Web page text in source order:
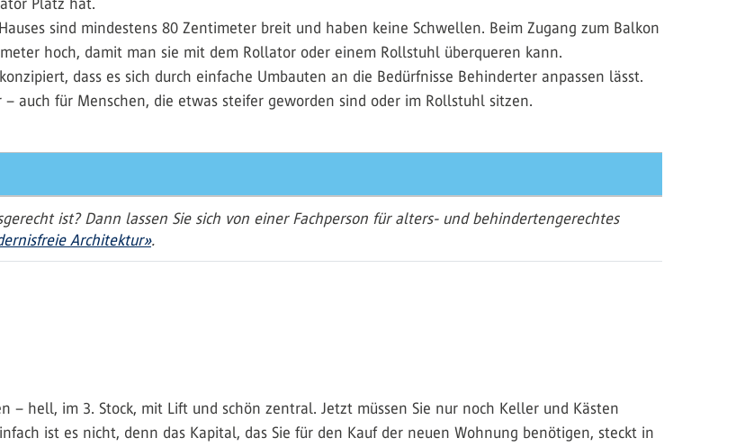
Platz hat.
sind mindestens 80 Zentimeter breit und haben keine Schwellen. Beim Zugang zum Balkon
hoch, damit man sie mit dem Rollator oder einem Rollstuhl überqueren kann.
dass es sich durch einfache Umbauten an die Bedürfnisse Behinderter anpassen lässt.
auch für Menschen, die etwas steifer geworden sind oder im Rollstuhl sitzen.
ist? Dann lassen Sie sich von einer Fachperson für alters- und behindertengerechtes
Architektur».
– hell, im 3. Stock, mit Lift und schön zentral. Jetzt müssen Sie nur noch Keller und Kästen
ist es nicht, denn das Kapital, das Sie für den Kauf der neuen Wohnung benötigen, steckt in